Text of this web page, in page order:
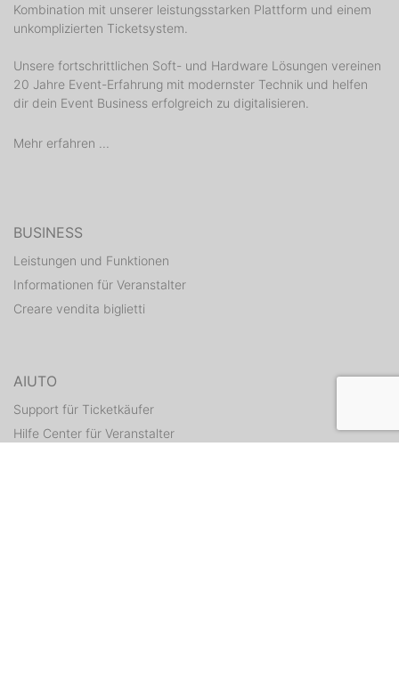
Kombination mit unserer leistungsstarken Plattform und einem
unkomplizierten Ticketsystem.
Unsere fortschrittlichen Soft- und Hardware Lösungen vereinen
20 Jahre Event-Erfahrung mit modernster Technik und helfen
dir dein Event Business erfolgreich zu digitalisieren.
Mehr erfahren ...
BUSINESS
Leistungen und Funktionen
Informationen für Veranstalter
Creare vendita biglietti
AIUTO
Support für Ticketkäufer
Hilfe Center für Veranstalter